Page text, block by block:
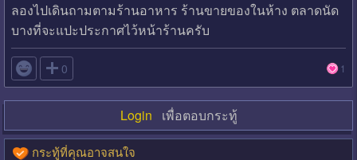
ลองไปเดินถามตามร้านอาหาร ร้านขายของในห้าง ตลาดนัด
บางที่จะแปะประกาศไว้หน้าร้านครับ
 0 1
Login เพื่อตอบกระทู้
กระทู้ที่คุณอาจสนใจ